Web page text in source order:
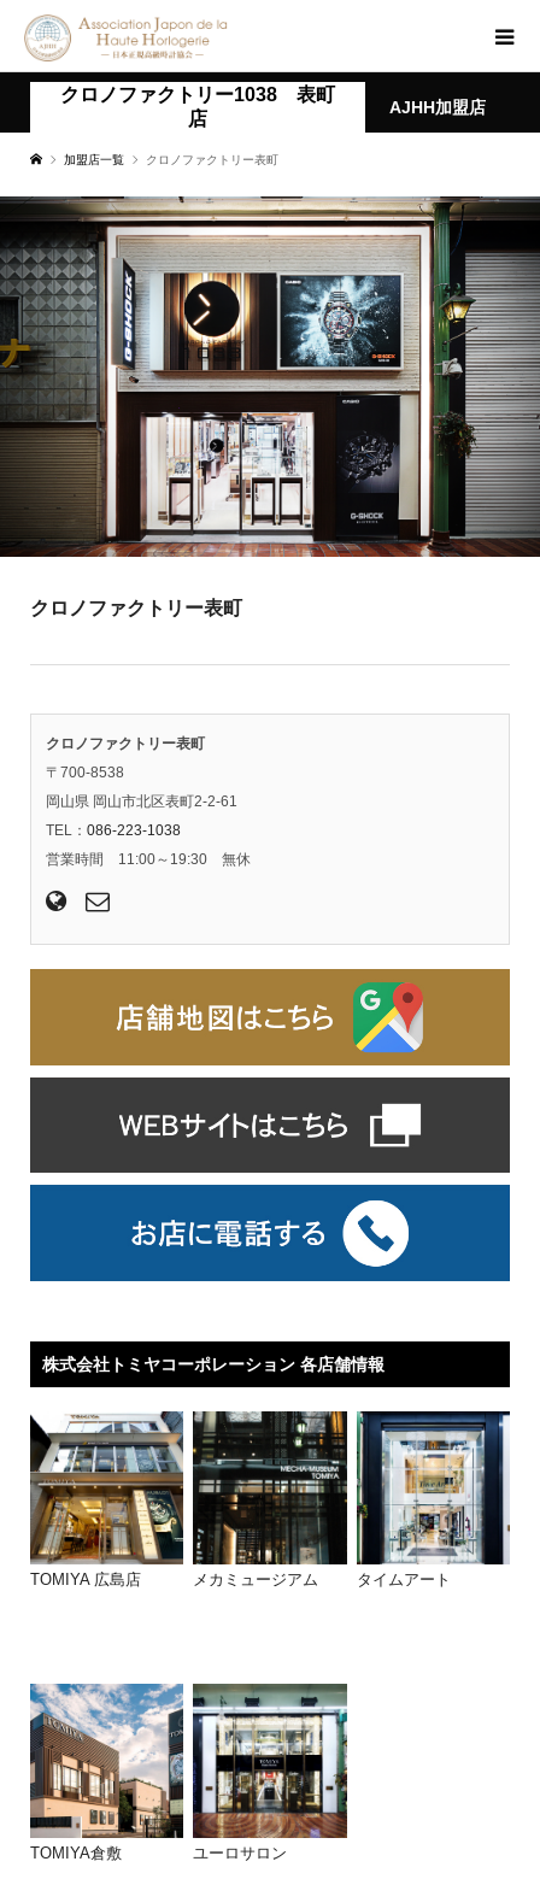
クロノファクトリー1038 表町
店
AJHH加盟店
加盟店一覧 クロノファクトリー表町
クロノファクトリー表町
クロノファクトリー表町
〒700-8538
岡山県 岡山市北区表町2-2-61
TEL： 086-223-1038
営業時間 11:00～19:30 無休
株式会社トミヤコーポレーション 各店舗情報
TOMIYA 広島店 メカミュージアム タイムアート
TOMIYA倉敷 ユーロサロン